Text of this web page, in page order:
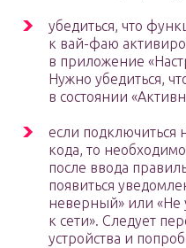
убедиться, что
к вай-фаю
в приложение
Нужно убедиться,
в состоянии
если подключиться
кода, то
после ввода
появиться
неверный» или «Не
к сети». Следует
устройства и